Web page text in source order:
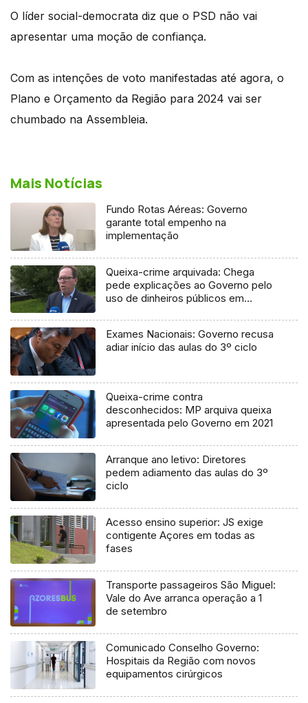
O líder social-democrata diz que o PSD não vai
apresentar uma moção de confiança.
Com as intenções de voto manifestadas até agora, o
Plano e Orçamento da Região para 2024 vai ser
chumbado na Assembleia.
Mais Notícias
Fundo Rotas Aéreas: Governo
garante total empenho na
implementação
Queixa-crime arquivada: Chega
pede explicações ao Governo pelo
uso de dinheiros públicos em
Exames Nacionais: Governo recusa
adiar início das aulas do 3º ciclo
Queixa-crime contra
desconhecidos: MP arquiva queixa
apresentada pelo Governo em 2021
Arranque ano letivo: Diretores
pedem adiamento das aulas do 3º
ciclo
Acesso ensino superior: JS exige
contigente Açores em todas as
fases
Transporte passageiros São Miguel:
Vale do Ave arranca operação a 1
de setembro
Comunicado Conselho Governo:
Hospitais da Região com novos
equipamentos cirúrgicos